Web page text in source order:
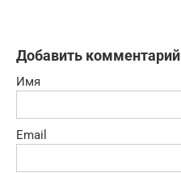
Добавить комментарий
Имя
Email